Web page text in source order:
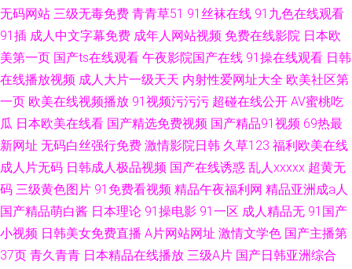
无码网站 三级无毒免费 青青草51 91丝袜在线 91九色在线观看
91插 成人中文字幕免费 成年人网站视频 免费在线影院 日本欧
美第一页 国产ts在线观看 午夜影院国产在线 91操在线观看 日韩
在线播放视频 成人大片一级天天 内射性爱网址大全 欧美社区第
一页 欧美在线视频播放 91视频污污污 超碰在线公开 AV蜜桃吃
瓜 日本欧美在线看 国产精选免费视频 国产精品91视频 69热最
新网址 无码白丝强行免费 激情影院日韩 久草123 福利欧美在线
成人片无码 日韩成人极品视频 国产在线诱惑 乱人xxxxx 超黄无
码 三级黄色图片 91免费看视频 精品午夜福利网 精品亚洲成a人
国产精品萌白酱 日本理论 91操电影 91一区 成人精品无 91国产
小视频 日韩美女免费直播 A片网站网址 激情文学色 国产主播第
37页 青久青青 日本精品在线播放 三级A片 国产日韩亚洲综合